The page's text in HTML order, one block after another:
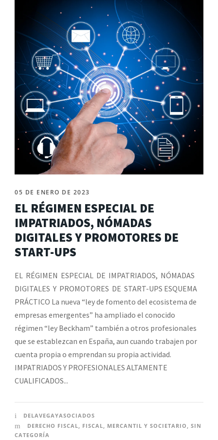
05 DE ENERO DE 2023
EL RÉGIMEN ESPECIAL DE
IMPATRIADOS, NÓMADAS
DIGITALES Y PROMOTORES DE
START-UPS
EL RÉGIMEN ESPECIAL DE IMPATRIADOS, NÓMADAS
DIGITALES Y PROMOTORES DE START-UPS ESQUEMA
PRÁCTICO La nueva “ley de fomento del ecosistema de
empresas emergentes” ha ampliado el conocido
régimen “ley Beckham” también a otros profesionales
que se establezcan en España, aun cuando trabajen por
cuenta propia o emprendan su propia actividad.
IMPATRIADOS Y PROFESIONALES ALTAMENTE
CUALIFICADOS...
DELAVEGAYASOCIADOS
DERECHO FISCAL
FISCAL MERCANTIL Y SOCIETARIO
SIN
CATEGORÍA